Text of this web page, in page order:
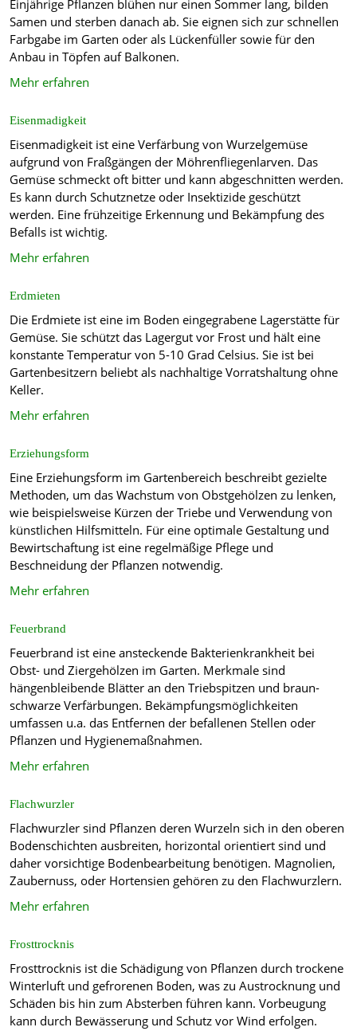
Einjährige Pflanzen blühen nur einen Sommer lang, bilden
Samen und sterben danach ab. Sie eignen sich zur schnellen
Farbgabe im Garten oder als Lückenfüller sowie für den
Anbau in Töpfen auf Balkonen.
Mehr erfahren
Eisenmadigkeit
Eisenmadigkeit ist eine Verfärbung von Wurzelgemüse
aufgrund von Fraßgängen der Möhrenfliegenlarven. Das
Gemüse schmeckt oft bitter und kann abgeschnitten werden.
Es kann durch Schutznetze oder Insektizide geschützt
werden. Eine frühzeitige Erkennung und Bekämpfung des
Befalls ist wichtig.
Mehr erfahren
Erdmieten
Die Erdmiete ist eine im Boden eingegrabene Lagerstätte für
Gemüse. Sie schützt das Lagergut vor Frost und hält eine
konstante Temperatur von 5-10 Grad Celsius. Sie ist bei
Gartenbesitzern beliebt als nachhaltige Vorratshaltung ohne
Keller.
Mehr erfahren
Erziehungsform
Eine Erziehungsform im Gartenbereich beschreibt gezielte
Methoden, um das Wachstum von Obstgehölzen zu lenken,
wie beispielsweise Kürzen der Triebe und Verwendung von
künstlichen Hilfsmitteln. Für eine optimale Gestaltung und
Bewirtschaftung ist eine regelmäßige Pflege und
Beschneidung der Pflanzen notwendig.
Mehr erfahren
Feuerbrand
Feuerbrand ist eine ansteckende Bakterienkrankheit bei
Obst- und Ziergehölzen im Garten. Merkmale sind
hängenbleibende Blätter an den Triebspitzen und braun-
schwarze Verfärbungen. Bekämpfungsmöglichkeiten
umfassen u.a. das Entfernen der befallenen Stellen oder
Pflanzen und Hygienemaßnahmen.
Mehr erfahren
Flachwurzler
Flachwurzler sind Pflanzen deren Wurzeln sich in den oberen
Bodenschichten ausbreiten, horizontal orientiert sind und
daher vorsichtige Bodenbearbeitung benötigen. Magnolien,
Zaubernuss, oder Hortensien gehören zu den Flachwurzlern.
Mehr erfahren
Frosttrocknis
Frosttrocknis ist die Schädigung von Pflanzen durch trockene
Winterluft und gefrorenen Boden, was zu Austrocknung und
Schäden bis hin zum Absterben führen kann. Vorbeugung
kann durch Bewässerung und Schutz vor Wind erfolgen.